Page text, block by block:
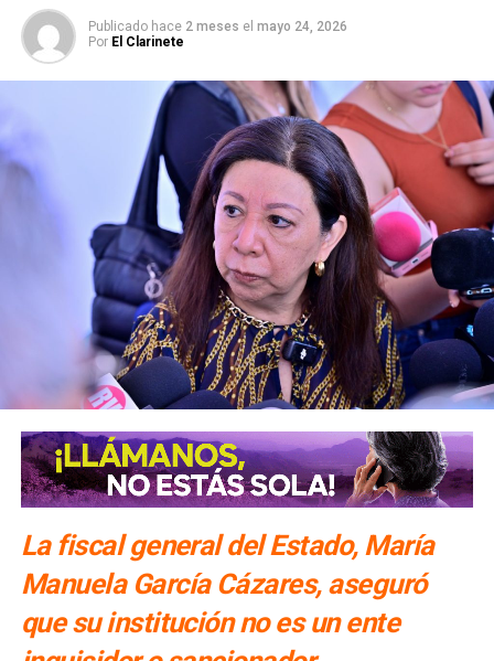
Publicado hace 2 meses el mayo 24, 2026
Por El Clarinete
La fiscal general del Estado, María
Manuela García Cázares, aseguró
que su institución no es un ente